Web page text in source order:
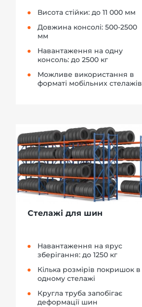
Висота стійки: до 11 000 мм
Довжина консолі: 500-2500
мм
Навантаження на одну
консоль: до 2500 кг
Можливе використання в
форматі мобільних стелажів
Стелажі для шин
Навантаження на ярус
зберігання: до 1250 кг
Кілька розмірів покришок в
одному стелажі
Кругла труба запобігає
деформації шин